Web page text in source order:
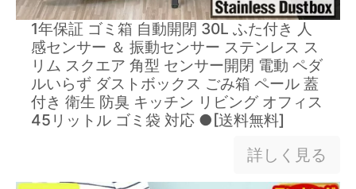
1年保証 ゴミ箱 自動開閉 30L ふた付き 人
感センサー ＆ 振動センサー ステンレス ス
リム スクエア 角型 センサー開閉 電動 ペダ
ルいらず ダストボックス ごみ箱 ペール 蓋
付き 衛生 防臭 キッチン リビング オフィス
45リットル ゴミ袋 対応 ●[送料無料]
詳しく見る